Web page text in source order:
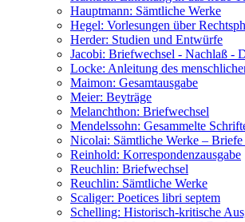
Hauptmann: Sämtliche Werke
Hegel: Vorlesungen über
Herder: Studien und Entwürfe
Jacobi: Briefwechsel - Nachlaß -
Locke: Anleitung des
Maimon: Gesamtausgabe
Meier: Beyträge
Melanchthon: Briefwechsel
Mendelssohn: Gesammelte
Nicolai: Sämtliche Werke –
Reinhold: Korrespondenzausgabe
Reuchlin: Briefwechsel
Reuchlin: Sämtliche Werke
Scaliger: Poetices libri septem
Schelling: Historisch-kritische